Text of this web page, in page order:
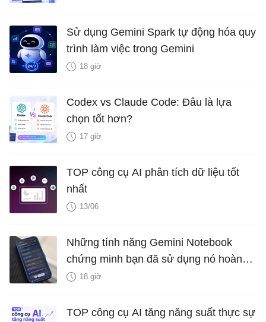
Sử dụng Gemini Spark tự động hóa quy
trình làm việc trong Gemini
18 giờ
Codex vs Claude Code: Đâu là lựa
chọn tốt hơn?
17 giờ
TOP công cụ AI phân tích dữ liệu tốt
nhất
13/06
Những tính năng Gemini Notebook
chứng minh bạn đã sử dụng nó hoàn
toàn sai cách
18 giờ
TOP công cụ AI tăng năng suất thực sự